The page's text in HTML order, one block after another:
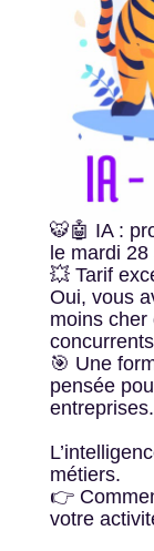
🐯🤖 IA :
le mardi
💥 Tarif
Oui, vous
moins cher
🎯 Une
pensée
entreprises.
métiers.
👉
votre